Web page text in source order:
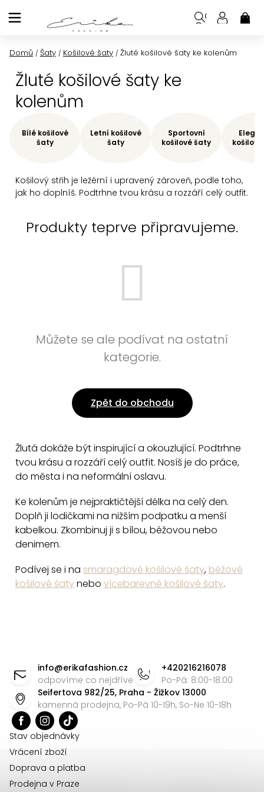
na
Domů / Šaty / Košilové šaty / Žluté košilové šaty ke kolenům
Žluté košilové šaty ke
kolenům
Košilový střih je ležérní i upravený zároveň, podle toho,
jak ho doplníš. Podtrhne tvou krásu a rozzáří celý outfit.
Bílé košilové
šaty
Letní košilové
šaty
Sportovní
košilové šaty
Produkty teprve připravujeme.
Můžete se ale podívat na ostatní
kategorie.
Zpět do obchodu
Žlutá dokáže být inspirující a okouzlující. Podtrhne
tvou krásu a rozzáří celý outfit. Nosíš je do práce,
do města i na neformální oslavu.
Ke kolenům je nejpraktičtější délka na celý den.
Doplň ji lodičkami na nižším podpatku a menší
kabelkou. Zkombinuj ji s bílou, béžovou nebo
denimem.
Podívej se i na smaragdové košilové šaty, béžové
košilové šatynebo vícebarevné košilové šaty.
info@erikafashion.cz
odpovíme co nejdříve
+420216216078
Po-Pá: 8:00-18:00
Seifertova 982/25, Praha - Žižkov 13000
kamenná prodejna, Po-Pá 10-19h, So-Ne 10-18h
Stav objednávky
Vrácení zboží
Doprava a platba
Prodejna v Praze